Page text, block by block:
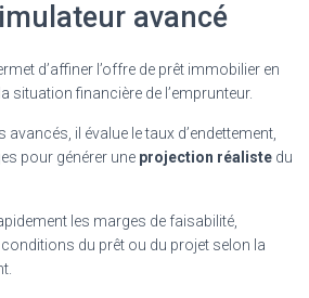
avancé
d’affiner l’offre de prêt immobilier en
situation financière de l’emprunteur.
il évalue le taux d’endettement,
pour générer une projection réaliste du
les marges de faisabilité,
du prêt ou du projet selon la